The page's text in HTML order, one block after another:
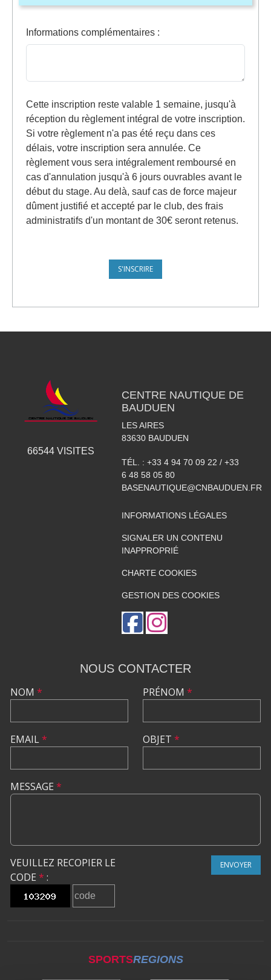
Informations complémentaires :
Cette inscription reste valable 1 semaine, jusqu'à
réception du règlement intégral de votre inscription.
Si votre règlement n'a pas été reçu dans ces
délais, votre inscription sera annulée. Ce
règlement vous sera intégralement remboursé en
cas d'annulation jusqu'à 6 jours ouvrables avant le
début du stage. Au delà, sauf cas de force majeur
dûment justifié et accepté par le club, des frais
administratifs d'un montant de 30€ seront retenus.
66544VISITES
CENTRE NAUTIQUE DE
BAUDUEN
LES AIRES
83630 BAUDUEN
TÉL. : +33 4 94 70 09 22 / +33
6 48 58 05 80
BASENAUTIQUE@CNBAUDUEN.FR
INFORMATIONS LÉGALES
SIGNALER UN CONTENU
INAPPROPRIÉ
CHARTE COOKIES
GESTION DES COOKIES
NOUS CONTACTER
NOM *
EMAIL*
PRÉNOM *
OBJET *
MESSAGE *
VEUILLEZ RECOPIER LE
CODE * :
ENVOYER
SPORTSREGIONS